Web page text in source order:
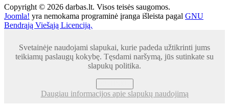
Copyright © 2026 darbas.lt. Visos teisės saugomos.
Joomla! yra nemokama programinė įranga išleista pagal GNU
Bendrąją Viešąją Licenciją.
Svetainėje naudojami slapukai, kurie padeda užtikrinti jums
teikiamų paslaugų kokybę. Tęsdami naršymą, jūs sutinkate su
slapukų politika.
Daugiau informacijos apie slapukų naudojimą